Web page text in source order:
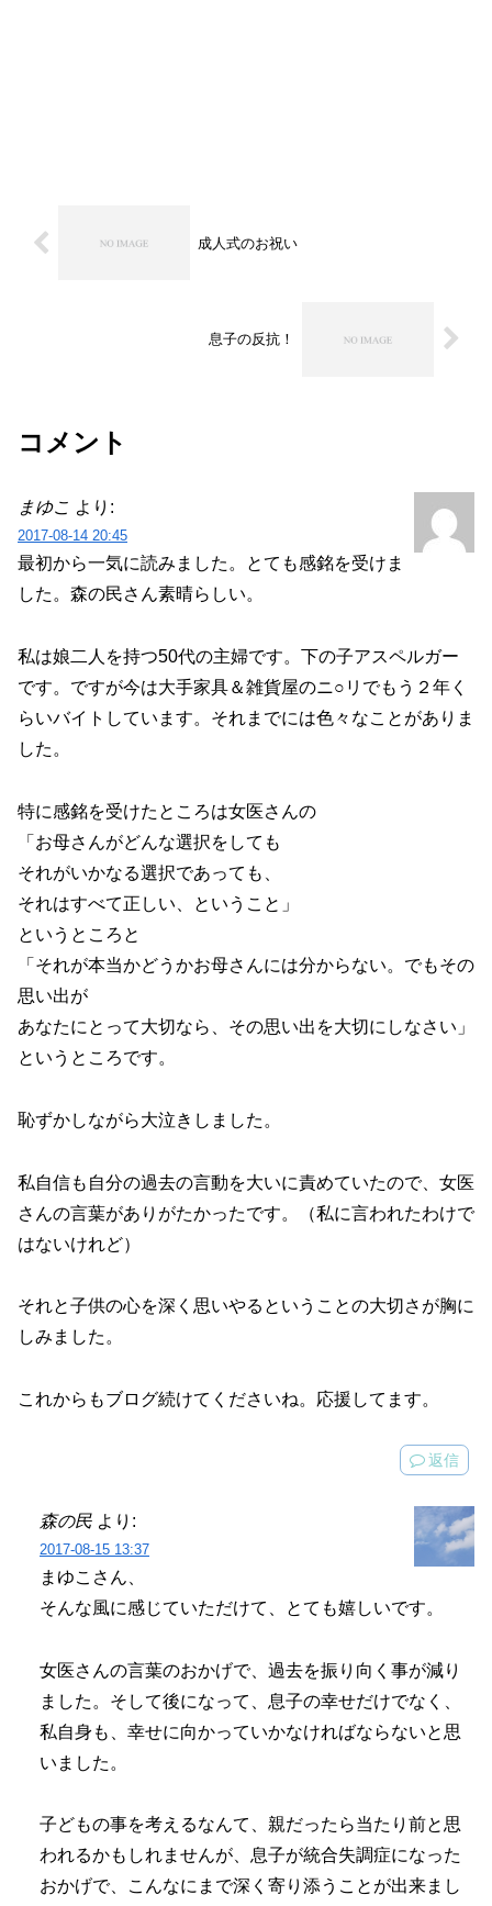
成人式のお祝い
息子の反抗！
コメント
まゆこ より:
2017-08-14 20:45
最初から一気に読みました。とても感銘を受けま
した。森の民さん素晴らしい。
私は娘二人を持つ50代の主婦です。下の子アスペルガー
です。ですが今は大手家具＆雑貨屋のニ○リでもう２年く
らいバイトしています。それまでには色々なことがありま
した。
特に感銘を受けたところは女医さんの
「お母さんがどんな選択をしても
それがいかなる選択であっても、
それはすべて正しい、ということ」
というところと
「それが本当かどうかお母さんには分からない。でもその
思い出が
あなたにとって大切なら、その思い出を大切にしなさい」
というところです。
恥ずかしながら大泣きしました。
私自信も自分の過去の言動を大いに責めていたので、女医
さんの言葉がありがたかったです。（私に言われたわけで
はないけれど）
それと子供の心を深く思いやるということの大切さが胸に
しみました。
これからもブログ続けてくださいね。応援してます。
返信
森の民 より:
2017-08-15 13:37
まゆこさん、
そんな風に感じていただけて、とても嬉しいです。
女医さんの言葉のおかげで、過去を振り向く事が減り
ました。そして後になって、息子の幸せだけでなく、
私自身も、幸せに向かっていかなければならないと思
いました。
子どもの事を考えるなんて、親だったら当たり前と思
われるかもしれませんが、息子が統合失調症になった
おかげで、こんなにまで深く寄り添うことが出来まし